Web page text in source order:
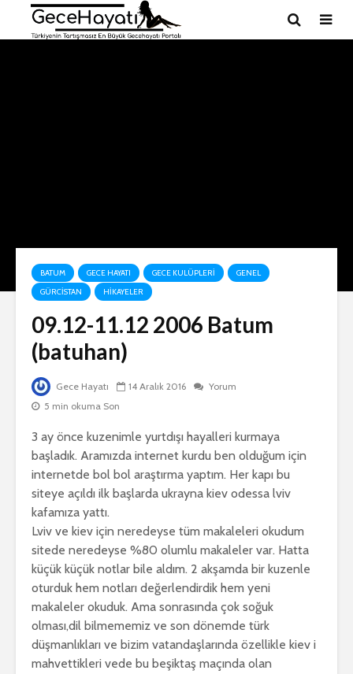
BATUM GECE HAYATI GECE KULÜPLERI
GENEL
GÜRCISTAN
HIKAYELER
09.12-11.12 2006 Batum
(batuhan)
Gece Hayatı 14 Aralık 2016
Yorum
5 min okuma Son
3 ay önce kuzenimle yurtdışı hayalleri kurmaya
başladık. Aramızda internet kurdu ben olduğum için
internetde bol bol araştırma yaptım. Her kapı bu
siteye açıldı ilk başlarda ukrayna kiev odessa lviv
kafamıza yattı.
Lviv ve kiev için neredeyse tüm makaleleri okudum
sitede neredeyse %80 olumlu makaleler var. Hatta
küçük küçük notlar bile aldım. 2 akşamda bir kuzenle
oturduk hem notları değerlendirdik hem yeni
makaleler okuduk. Ama sonrasında çok soğuk
olması,dil bilmememiz ve son dönemde türk
düşmanlıkları ve bizim vatandaşlarında özellikle kiev i
mahvettikleri vede bu beşiktaş maçında olan